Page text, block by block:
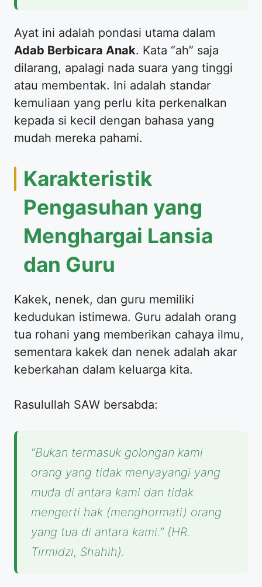
​Ayat ini adalah pondasi utama dalam
Adab Berbicara Anak. Kata “ah” saja
dilarang, apalagi nada suara yang tinggi
atau membentak. Ini adalah standar
kemuliaan yang perlu kita perkenalkan
kepada si kecil dengan bahasa yang
mudah mereka pahami.
​Karakteristik
Pengasuhan yang
Menghargai Lansia
dan Guru
​Kakek, nenek, dan guru memiliki
kedudukan istimewa. Guru adalah orang
tua rohani yang memberikan cahaya ilmu,
sementara kakek dan nenek adalah akar
keberkahan dalam keluarga kita.
​Rasulullah SAW bersabda:
“Bukan termasuk golongan kami
orang yang tidak menyayangi yang
muda di antara kami dan tidak
mengerti hak (menghormati) orang
yang tua di antara kami.” (HR.
Tirmidzi, Shahih).